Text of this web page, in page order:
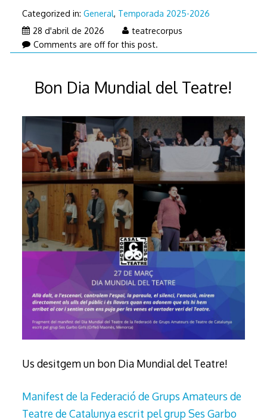
Categorized in: General, Temporada 2025-2026
28 d'abril de 202628
d'abril
teatrecorpus
Comments are off for this post.
Bon Dia Mundial del Teatre!
Us desitgem un bon Dia Mundial del Teatre!
Manifest de la Federació de Grups Amateurs de
Teatre de Catalunya escrit pel grup Ses Garbo